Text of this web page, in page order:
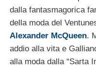
dalla fantasmagorica
della moda del
Alexander McQueen.
addio alla vita e
alla moda dalla “Sarta